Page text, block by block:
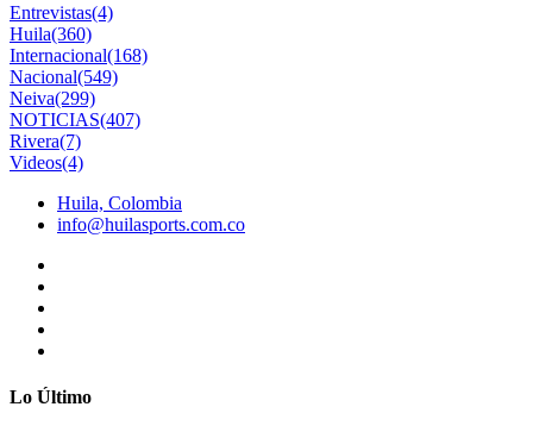
Entrevistas(4)
Huila(360)
Internacional(168)
Nacional(549)
Neiva(299)
NOTICIAS(407)
Rivera(7)
Videos(4)
Huila, Colombia
info@huilasports.com.co
Lo Último